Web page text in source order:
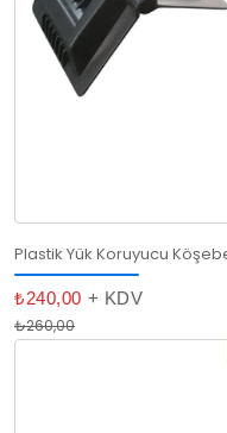
₺240,00 + KDV
₺260,00